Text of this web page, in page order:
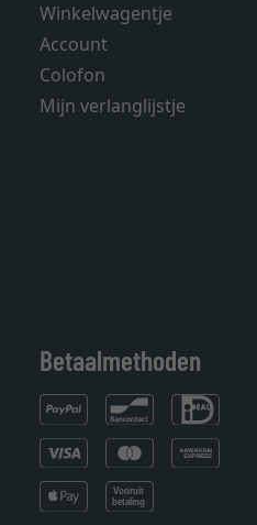
Winkelwagentje
Account
Colofon
Mijn verlanglijstje
Betaalmethoden